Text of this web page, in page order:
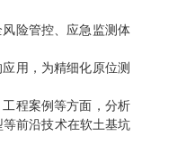
险管控、应急监测体
用，为精细化原位测
程案例等方面，分析
前沿技术在软土基坑